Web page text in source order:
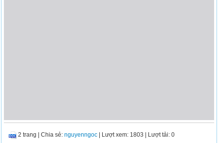
2 trang |Chia sẻ:nguyenngoc | Lượt xem: 1803 | Lượt tải: 0